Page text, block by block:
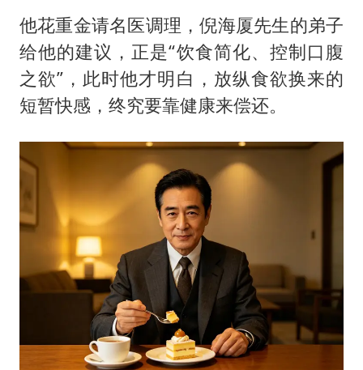
他花重金请名医调理，倪海厦先生的弟子
给他的建议，正是“饮食简化、控制口腹
之欲”，此时他才明白，放纵食欲换来的
短暂快感，终究要靠健康来偿还。